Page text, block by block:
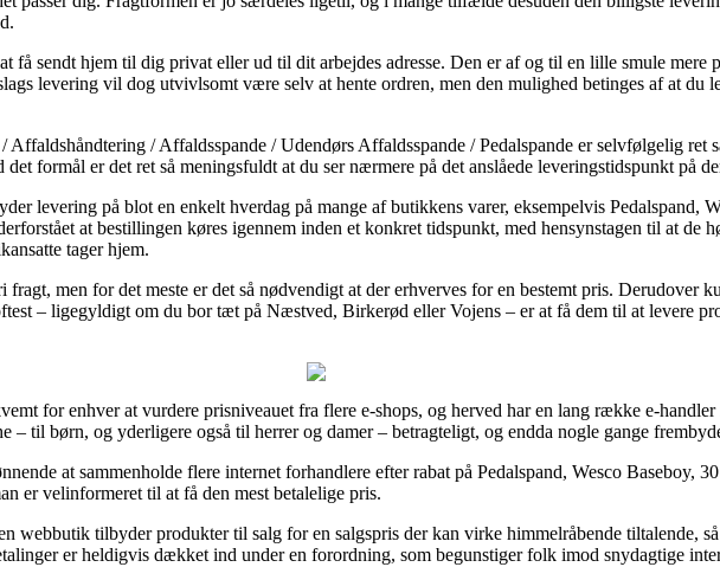
få sendt hjem til dig privat eller ud til dit arbejdes adresse. Den er af og til en lille smule mere
levering vil dog utvivlsomt være selv at hente ordren, men den mulighed betinges af at du
/ Affaldsspande / Udendørs Affaldsspande / Pedalspande er selvfølgelig ret
formål er det ret så meningsfuldt at du ser nærmere på det anslåede leveringstidspunkt på
levering på blot en enkelt hverdag på mange af butikkens varer, eksempelvis Pedalspand,
at bestillingen køres igennem inden et konkret tidspunkt, med hensynstagen til at de
tager hjem.
fragt, men for det meste er det så nødvendigt at der erhverves for en bestemt pris. Derudover
– ligegyldigt om du bor tæt på Næstved, Birkerød eller Vojens – er at få dem til at levere
for enhver at vurdere prisniveauet fra flere e-shops, og herved har en lang række e-
– til børn, og yderligere også til herrer og damer – betragteligt, og endda nogle gange
at sammenholde flere internet forhandlere efter rabat på Pedalspand, Wesco Baseboy,
er velinformeret til at få den mest betalelige pris.
webbutik tilbyder produkter til salg for en salgspris der kan virke himmelråbende tiltalende,
er heldigvis dækket ind under en forordning, som begunstiger folk imod snydagtige